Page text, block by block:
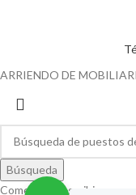
ARRIENDO DE
Búsqueda
Comenzar a escribir para